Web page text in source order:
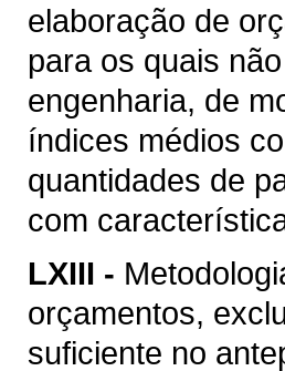
elaboração de
para os quais
engenharia, de
índices médios
quantidades de
com
LXIII -
orçamentos,
suficiente no